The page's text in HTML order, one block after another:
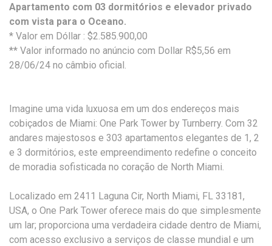
Apartamento com 03 dormitórios e elevador privado
com vista para o Oceano.
* Valor em Dóllar : $2.585.900,00
** Valor informado no anúncio com Dollar R$5,56 em
28/06/24 no câmbio oficial.
Imagine uma vida luxuosa em um dos endereços mais
cobiçados de Miami: One Park Tower by Turnberry. Com 32
andares majestosos e 303 apartamentos elegantes de 1, 2
e 3 dormitórios, este empreendimento redefine o conceito
de moradia sofisticada no coração de North Miami.
Localizado em 2411 Laguna Cir, North Miami, FL 33181,
USA, o One Park Tower oferece mais do que simplesmente
um lar; proporciona uma verdadeira cidade dentro de Miami,
com acesso exclusivo a serviços de classe mundial e um